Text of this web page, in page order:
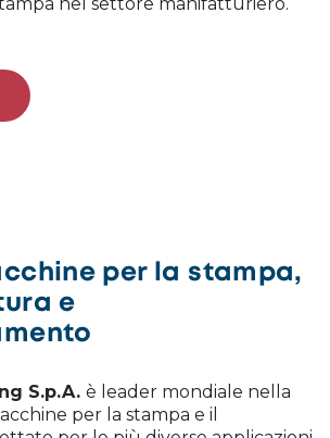
per la stampa,
e
S.p.A. è leader mondiale nella
per la stampa e il